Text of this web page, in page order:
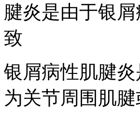
腱炎是由于银
致
银屑病性肌腱
为关节周围肌